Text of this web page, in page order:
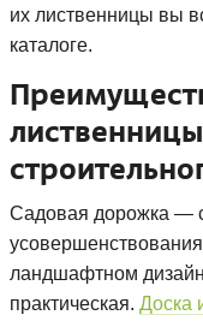
их лиственницы вы
каталоге.
Садовая дорожка —
ландшафтном
практическая. Доска